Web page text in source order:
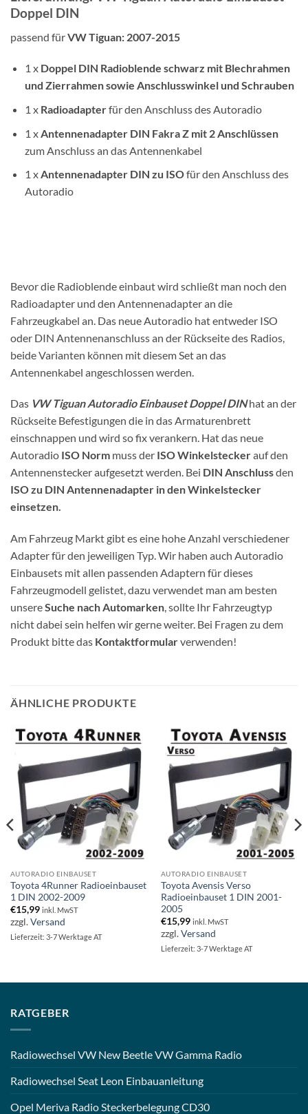
Doppel DIN
passend fürVW Tiguan: 2007-2015
1 x Doppel DIN Radioblende schwarz mit Blechrahmen
und Zierrahmen sowie Anschlusswinkel und Schrauben
1 x Radioadapterfür den Anschluss des Autoradio
1 x Antennenadapter DIN Fakra Z mit 2 Anschlüssen
zum Anschluss an das Antennenkabel
1 xAntennenadapter DIN zu ISOfür den Anschluss des
Autoradio
Bevor die Radioblende einbaut wird schließt man noch den
Radioadapter und den Antennenadapter an die
Fahrzeugkabel an. Das neue Autoradio hat entweder ISO
oder DIN Antennenanschluss an der Rückseite des Radios,
beide Varianten können mit diesem Set an das
Antennenkabel angeschlossen werden.
Das VW Tiguan Autoradio Einbauset Doppel DINhat an der
Rückseite Befestigungen die in das Armaturenbrett
einschnappen und wird so fix verankern. Hat das neue
Autoradio ISO Norm muss der ISO Winkelsteckerauf den
Antennenstecker aufgesetzt werden. Bei DIN Anschlussden
ISO zu DIN Antennenadapter in den Winkelstecker
einsetzen.
Am Fahrzeug Markt gibt es eine hohe Anzahl verschiedener
Adapter für den jeweiligen Typ. Wir haben auch Autoradio
Einbausets mit allen passenden Adaptern für dieses
Fahrzeugmodell gelistet, dazu verwendet man am besten
unsereSuche nach Automarken, sollte Ihr Fahrzeugtyp
nicht dabei sein helfen wir gerne weiter. Bei Fragen zu dem
Produkt bitte das Kontaktformularverwenden!
ÄHNLICHE PRODUKTE
AUTORADIO EINBAUSET
Toyota 4Runner Radioeinbauset
1 DIN 2002-2009
€15,99 inkl. MwST
zzgl.Versand
Lieferzeit: 3-7 Werktage AT
AUTORADIO EINBAUSET
Toyota Avensis Verso
Radioeinbauset 1 DIN 2001-
2005
€15,99 inkl. MwST
zzgl.Versand
Lieferzeit: 3-7 Werktage AT
RATGEBER
Radiowechsel VW New Beetle VW Gamma Radio
Radiowechsel Seat Leon Einbauanleitung
Opel Meriva Radio Steckerbelegung CD30